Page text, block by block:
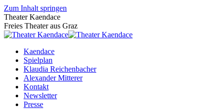
Zum Inhalt springen
Theater Kaendace
Freies Theater aus Graz
Kaendace
Spielplan
Klaudia Reichenbacher
Alexander Mitterer
Kontakt
Newsletter
Presse